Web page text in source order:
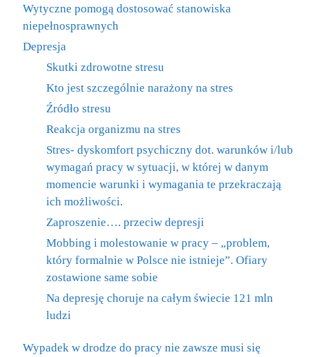
Wytyczne pomogą dostosować stanowiska
niepełnosprawnych
Depresja
Skutki zdrowotne stresu
Kto jest szczególnie narażony na stres
Źródło stresu
Reakcja organizmu na stres
Stres- dyskomfort psychiczny dot. warunków i/lub
wymagań pracy w sytuacji, w której w danym
momencie warunki i wymagania te przekraczają
ich możliwości.
Zaproszenie…. przeciw depresji
Mobbing i molestowanie w pracy – „problem,
który formalnie w Polsce nie istnieje”. Ofiary
zostawione same sobie
Na depresję choruje na całym świecie 121 mln
ludzi
Wypadek w drodze do pracy nie zawsze musi się